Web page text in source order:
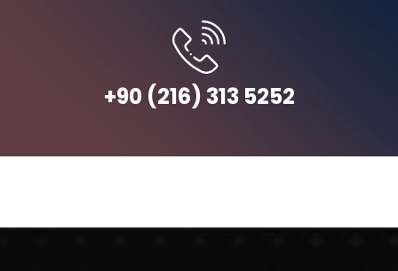
+90 (216) 313 5252